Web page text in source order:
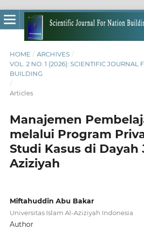
HOME / ARCHIVES /
VOL. 2 NO. 1 (2026): SCIENTIFIC JOURNAL
BUILDING
/
Articles
Manajemen
melalui Program
Studi Kasus di Dayah
Aziziyah
Miftahuddin Abu Bakar
Universitas Islam Al-Aziziyah Indonesia
Author